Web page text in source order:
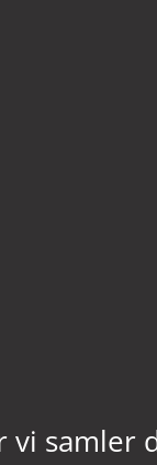
vi samler